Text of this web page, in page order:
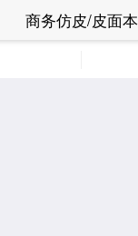
商务仿皮/皮面本